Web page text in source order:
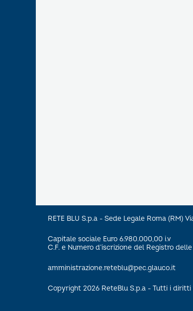
RETE BLU S.p.a - Sede Legale Roma (RM)
Capitale sociale Euro 6.980.000,00 i.v
C.F. e Numero d’iscrizione del Registro
amministrazione.reteblu@pec.glauco.it
Copyright 2026 ReteBlu S.p.a - Tutti i diritti